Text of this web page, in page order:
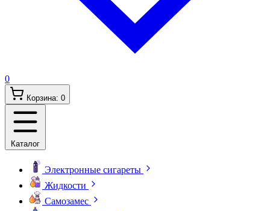
0
Корзина: 0
Каталог
Электронные сигареты
Жидкости
Самозамес